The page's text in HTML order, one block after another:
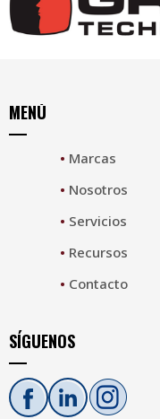
MENÚ
• Marcas
• Nosotros
• Servicios
• Recursos
• Contacto
SÍGUENOS